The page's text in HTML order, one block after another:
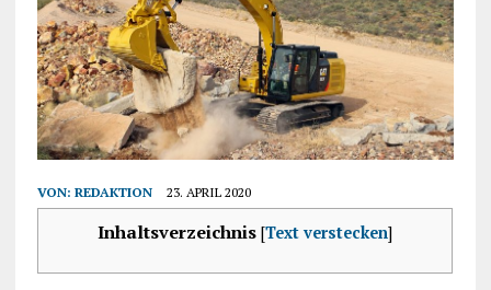
VON: REDAKTION 23. APRIL 2020
Inhaltsverzeichnis [Text verstecken]